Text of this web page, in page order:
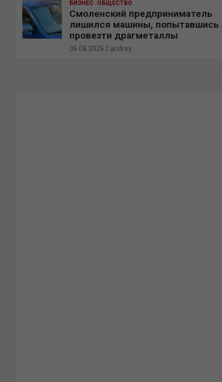
БИЗНЕС ОБЩЕСТВО
Смоленский предприниматель
лишился машины, попытавшись
провезти драгметаллы
06.08.2026 andrey